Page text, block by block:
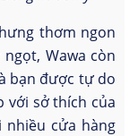
thơm ngon
Wawa còn
bạn được tự do
với sở thích của
nhiều cửa hàng